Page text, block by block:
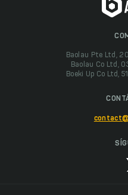
Baolau Pte Ltd,
Baolau Co Ltd,
Boeki Up Co Ltd,